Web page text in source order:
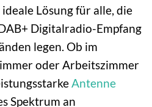
Lösung für alle, die
Digitalradio-Empfang
legen. Ob im
oder Arbeitszimmer
Antenne
Spektrum an